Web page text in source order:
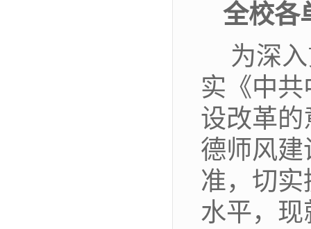
全校各
为深
实《中
设改革
德师风
准， 切实
水平， 现